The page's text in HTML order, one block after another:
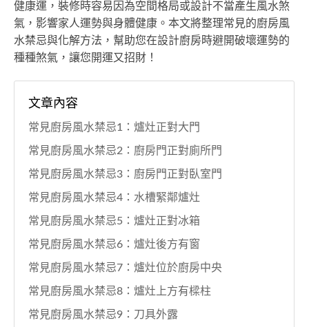
健康運，裝修時容易因為空間格局或設計不當產生風水煞
氣，影響家人運勢與身體健康。本文將整理常見的廚房風
水禁忌與化解方法，幫助您在設計廚房時避開破壞運勢的
種種煞氣，讓您開運又招財！
文章內容
常見廚房風水禁忌1：爐灶正對大門
常見廚房風水禁忌2：廚房門正對廁所門
常見廚房風水禁忌3：廚房門正對臥室門
常見廚房風水禁忌4：水槽緊鄰爐灶
常見廚房風水禁忌5：爐灶正對冰箱
常見廚房風水禁忌6：爐灶後方有窗
常見廚房風水禁忌7：爐灶位於廚房中央
常見廚房風水禁忌8：爐灶上方有樑柱
常見廚房風水禁忌9：刀具外露